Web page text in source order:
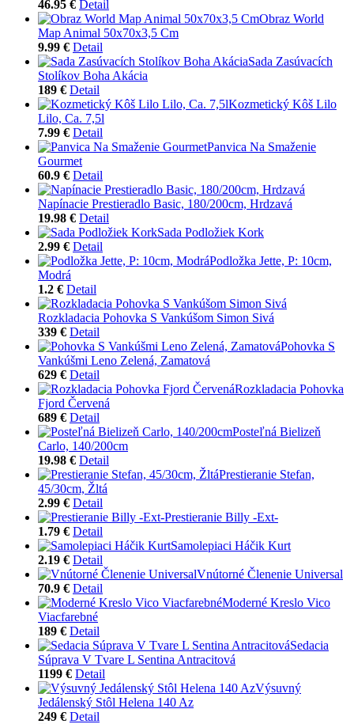
46.95 € Detail
Obraz World
Map Animal 50x70x3,5 Cm
9.99 € Detail
Sada Zasúvacích
Stolíkov Boha Akácia
189 € Detail
Kozmetický Kôš Lilo
Lilo, Ca. 7,5l
7.99 € Detail
Panvica Na Smaženie
Gourmet
60.9 € Detail
Napínacie Prestieradlo Basic, 180/200cm, Hrdzavá
19.98 € Detail
Sada Podložiek Kork
2.99 € Detail
Podložka Jette, P: 10cm,
Modrá
1.2 € Detail
Rozkladacia Pohovka S Vankúšom Simon Sivá
339 € Detail
Pohovka S
Vankúšmi Leno Zelená, Zamatová
629 € Detail
Rozkladacia Pohovka
Fjord Červená
689 € Detail
Posteľná Bielizeň
Carlo, 140/200cm
19.98 € Detail
Prestieranie Stefan,
45/30cm, Žltá
2.99 € Detail
Prestieranie Billy -Ext-
1.79 € Detail
Samolepiaci Háčik Kurt
2.19 € Detail
Vnútorné Členenie Universal
70.9 € Detail
Moderné Kreslo Vico
Viacfarebné
189 € Detail
Sedacia
Súprava V Tvare L Sentina Antracitová
1199 € Detail
Výsuvný
Jedálenský Stôl Helena 140 Az
249 € Detail